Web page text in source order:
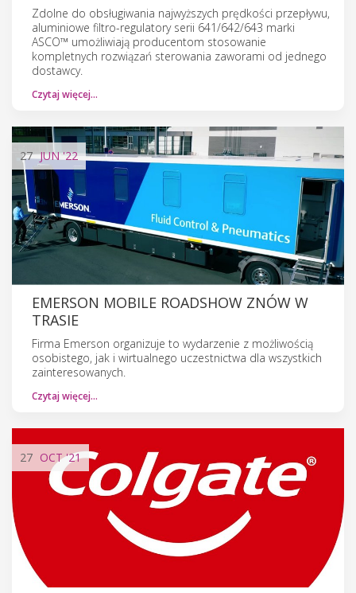
Zdolne do obsługiwania najwyższych prędkości przepływu,
aluminiowe filtro-regulatory serii 641/642/643 marki
ASCO™ umożliwiają producentom stosowanie
kompletnych rozwiązań sterowania zaworami od jednego
dostawcy.
Czytaj więcej…
27 JUN'22
EMERSON MOBILE ROADSHOW ZNÓW W
TRASIE
Firma Emerson organizuje to wydarzenie z możliwością
osobistego, jak i wirtualnego uczestnictwa dla wszystkich
zainteresowanych.
Czytaj więcej…
27 OCT'21